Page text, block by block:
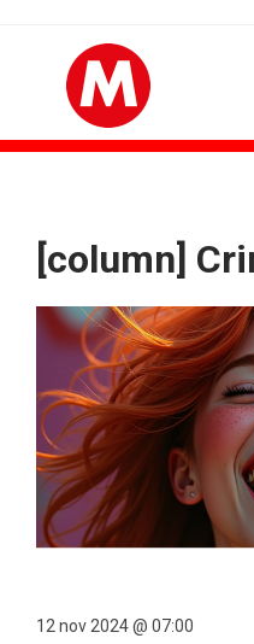
[column]
12 nov 2024 @ 07:00